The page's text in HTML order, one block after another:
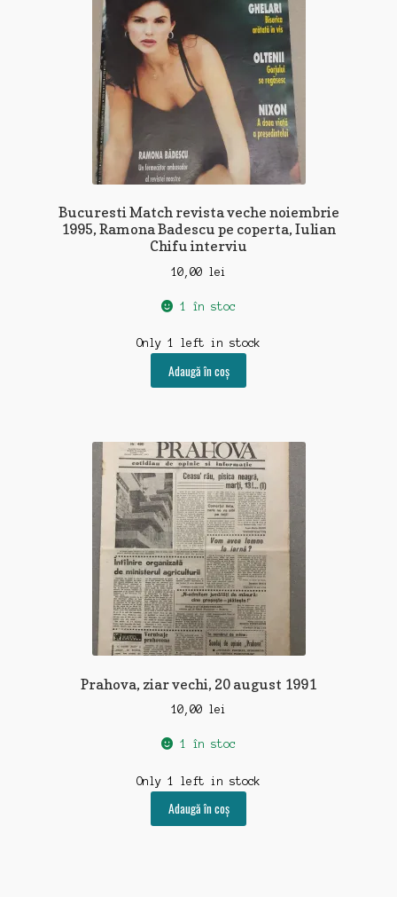
Bucuresti Match revista veche noiembrie
1995, Ramona Badescu pe coperta, Iulian
Chifu interviu
10,00 lei
1 în stoc
Only 1 left in stock
Adaugă în coș
Prahova, ziar vechi, 20 august 1991
10,00 lei
1 în stoc
Only 1 left in stock
Adaugă în coș